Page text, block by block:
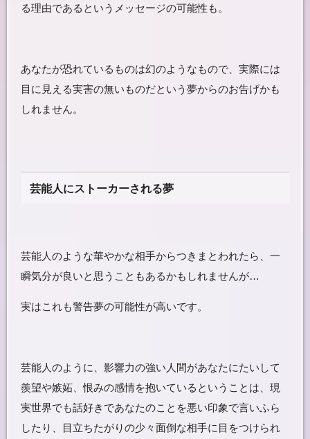
る理由であるというメッセージの可能性も。
あなたが恐れているものは幻のようなもので、実際には
目に見える実害の無いものだという夢からのお告げかも
しれません。
芸能人にストーカーされる夢
芸能人のような華やかな相手からつきまとわれたら、一
瞬気分が良いと思うこともあるかもしれませんが…
実はこれも警告夢の可能性が高いです。
芸能人のように、影響力の強い人間があなたにたいして
羨望や嫉妬、恨みの感情を抱いているということは、現
実世界でも話好きであなたのことを悪い印象で言いふら
したり、目立ちたがりの少々面倒な相手に目をつけられ